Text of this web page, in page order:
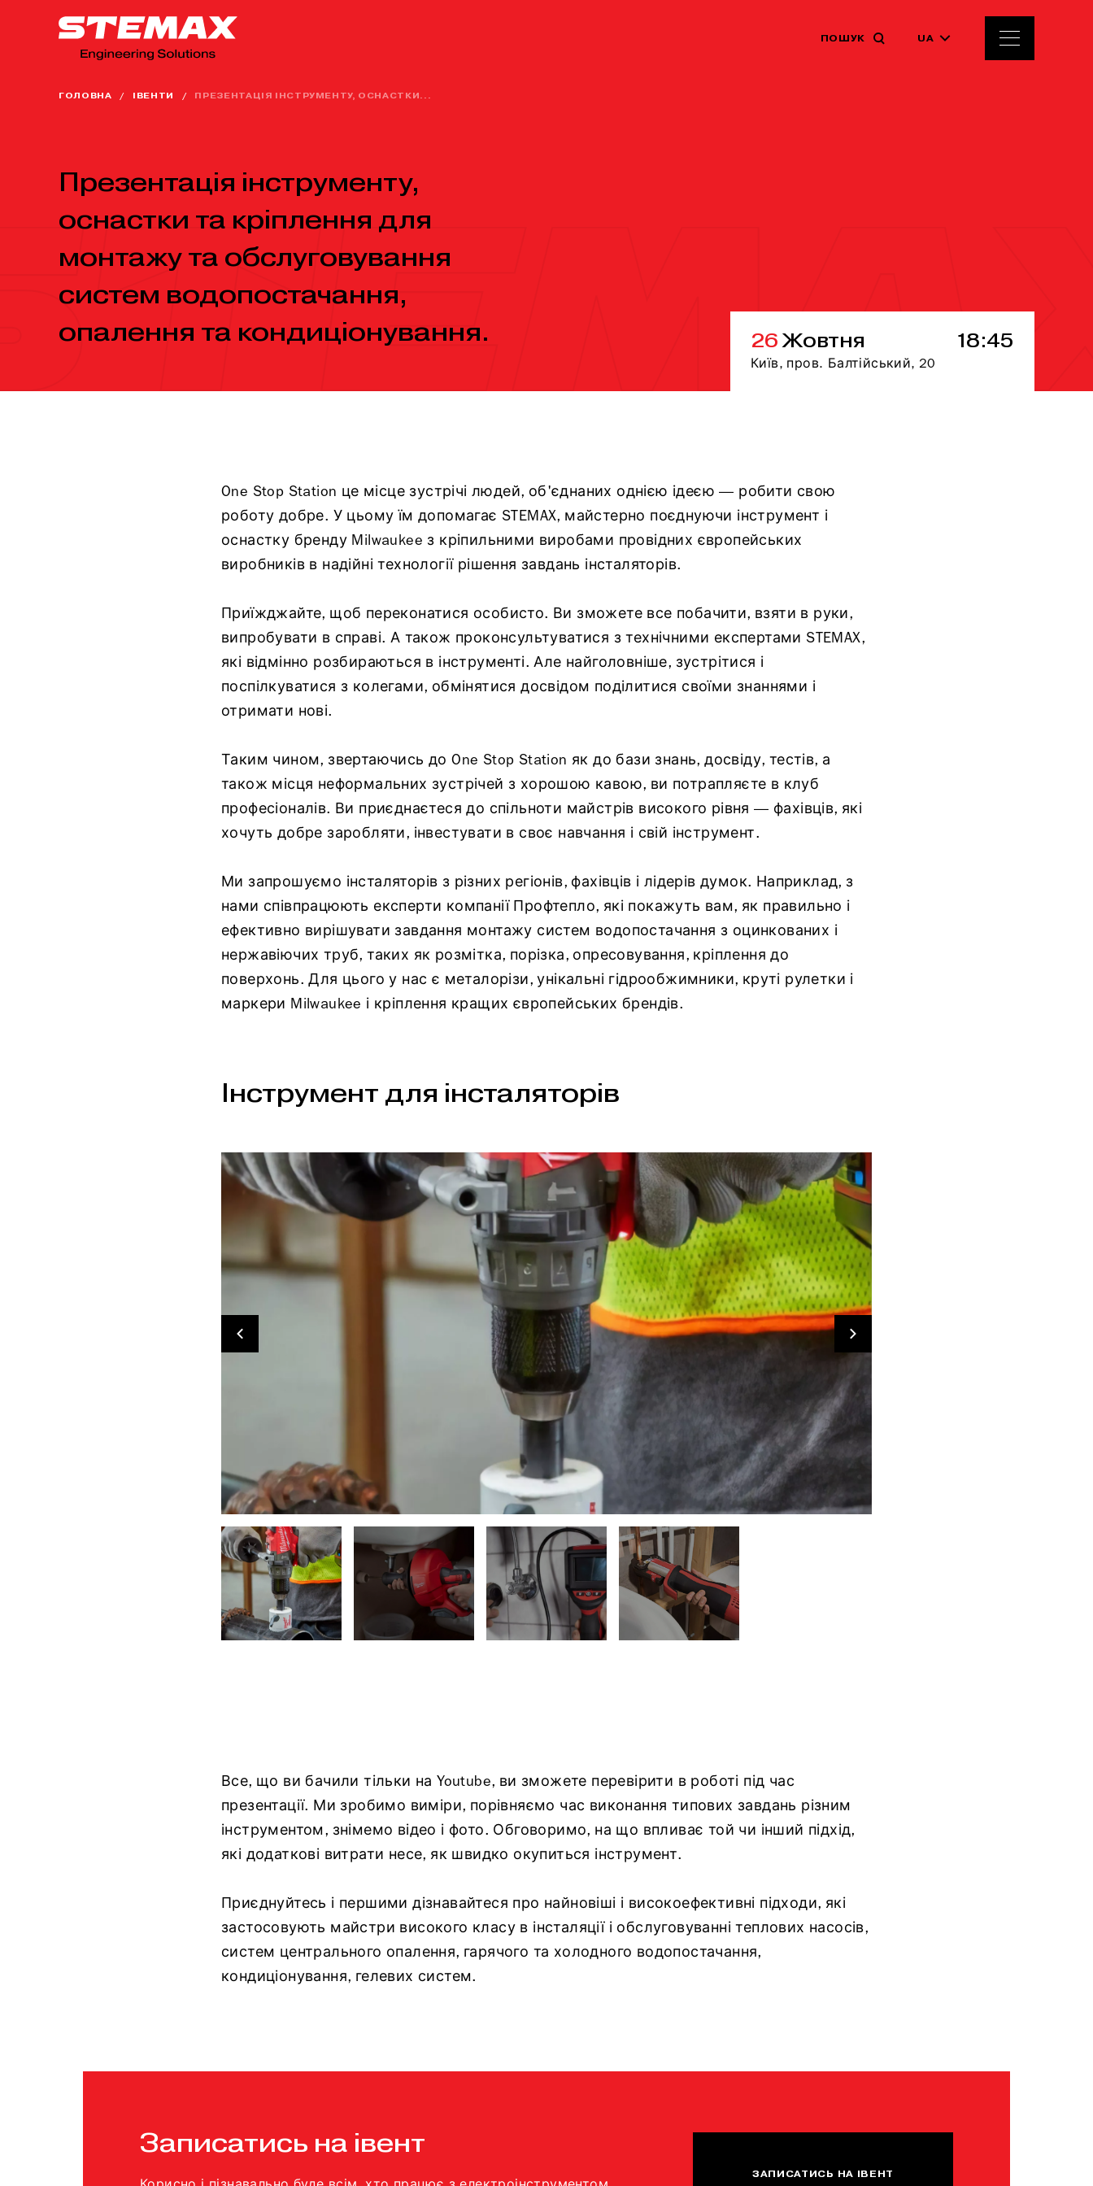
ПОШУК UA
ГОЛОВНА / ІВЕНТИ / ПРЕЗЕНТАЦІЯ ІНСТРУМЕНТУ, ОСНАСТКИ...
Презентація інструменту,
оснастки та кріплення для
монтажу та обслуговування
систем водопостачання,
опалення та кондиціонування.
26 Жовтня 18:45
Київ, пров. Балтійський, 20
One Stop Station це місце зустрічі людей, об'єднаних однією ідеєю — робити свою
роботу добре. У цьому їм допомагає STEMAX, майстерно поєднуючи інструмент і
оснастку бренду Milwaukee з кріпильними виробами провідних європейських
виробників в надійні технології рішення завдань інсталяторів.
Приїжджайте, щоб переконатися особисто. Ви зможете все побачити, взяти в руки,
випробувати в справі. А також проконсультуватися з технічними експертами STEMAX,
які відмінно розбираються в інструменті. Але найголовніше, зустрітися і
поспілкуватися з колегами, обмінятися досвідом поділитися своїми знаннями і
отримати нові.
Таким чином, звертаючись до One Stop Station як до бази знань, досвіду, тестів, а
також місця неформальних зустрічей з хорошою кавою, ви потрапляєте в клуб
професіоналів. Ви приєднаєтеся до спільноти майстрів високого рівня — фахівців, які
хочуть добре заробляти, інвестувати в своє навчання і свій інструмент.
Ми запрошуємо інсталяторів з різних регіонів, фахівців і лідерів думок. Наприклад, з
нами співпрацюють експерти компанії Профтепло, які покажуть вам, як правильно і
ефективно вирішувати завдання монтажу систем водопостачання з оцинкованих і
нержавіючих труб, таких як розмітка, порізка, опресовування, кріплення до
поверхонь. Для цього у нас є металорізи, унікальні гідрообжимники, круті рулетки і
маркери Milwaukee і кріплення кращих європейських брендів.
Інструмент для інсталяторів
Все, що ви бачили тільки на Youtube, ви зможете перевірити в роботі під час
презентації. Ми зробимо виміри, порівняємо час виконання типових завдань різним
інструментом, знімемо відео і фото. Обговоримо, на що впливає той чи інший підхід,
які додаткові витрати несе, як швидко окупиться інструмент.
Приєднуйтесь і першими дізнавайтеся про найновіші і високоефективні підходи, які
застосовують майстри високого класу в інсталяції і обслуговуванні теплових насосів,
систем центрального опалення, гарячого та холодного водопостачання,
кондиціонування, гелевих систем.
Записатись на івент
ЗАПИСАТИСЬ НА ІВЕНТ